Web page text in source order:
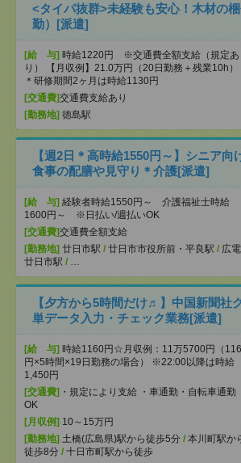
<タイパ抜群>未経験も安心！木材の
勤）[派遣]
[給 与] 時給1220円 ※交通費全額支給（規定あ
り） 【月収例】21.0万円（20日勤務＋残業10h）
＊研修期間2ヶ月は時給1130円
[交通費]交通費支給あり
[勤務地] 徳島駅
【週2日＊高時給1550円～】シニア向
食事の配膳や見守り＊介護[派遣]
[給 与] 経験者時給1550円～ 介護福祉士時給
1600円～ ※日払い/週払いOK
[交通費]交通費全額支給
[勤務地] 廿日市駅 / 廿日市市役所前・平良駅 / 広電
廿日市駅 / …
【夕方から5時間だけ♬】中国新聞社
単データ入力・チェック業務[派遣]
[給 与] 時給1160円☆月収例：11万5700円（
円×5時間×19日勤務の場合） ※22:00以降は時給
1,450円
[交通費] ・規定により支給 ・車通勤・自転車通勤
OK
[月収例] 10～15万円
[勤務地] 土橋(広島県)駅から徒歩5分 / 本川町駅か
徒歩8分 / 十日市町駅から徒歩